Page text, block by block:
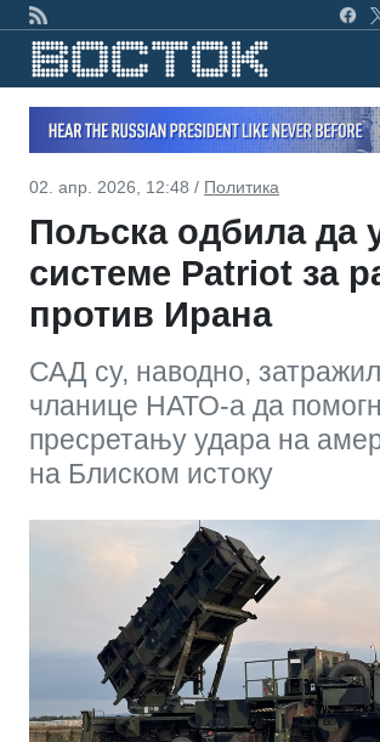
02. апр. 2026, 12:48 / Политика
Пољска одбила да
системе Patriot за
против Ирана
САД су, наводно,
чланице НАТО-а да
пресретању удара на
на Блиском истоку